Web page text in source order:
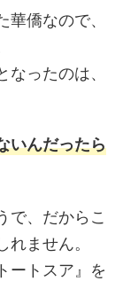
僑なので、
ったのは、
いんだったら
で、だからこ
ません。
ートスア』を